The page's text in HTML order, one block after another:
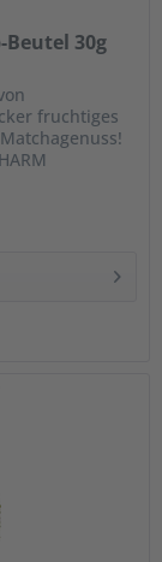
Beutel 30g
fruchtiges